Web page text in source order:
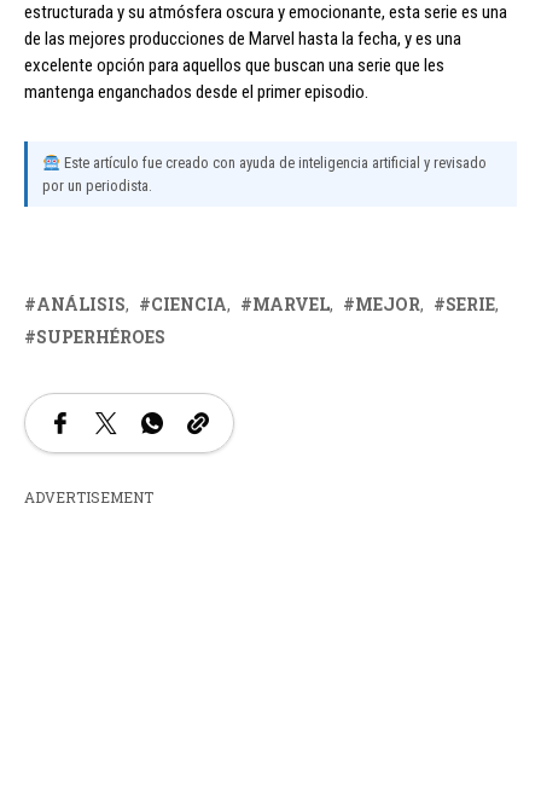
estructurada y su atmósfera oscura y emocionante, esta serie es una
de las mejores producciones de Marvel hasta la fecha, y es una
excelente opción para aquellos que buscan una serie que les
mantenga enganchados desde el primer episodio.
Este artículo fue creado con ayuda de inteligencia artificial y revisado
por un periodista.
ANÁLISIS CIENCIA MARVEL MEJOR
SERIE
SUPERHÉROES
ADVERTISEMENT